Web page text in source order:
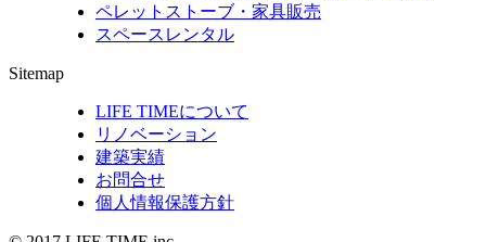
ペレットストーブ・家具販売
スペースレンタル
Sitemap
LIFE TIMEについて
リノベーション
建築実績
お問合せ
個人情報保護方針